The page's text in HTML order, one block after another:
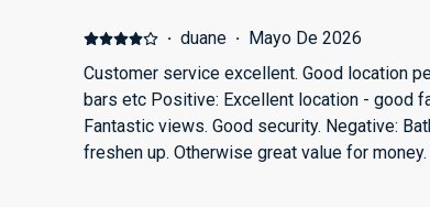
· duane ·
Mayo De 2026
Customer service excellent. Good location
bars etc Positive: Excellent location - good
Fantastic views. Good security. Negative:
freshen up. Otherwise great value for money.